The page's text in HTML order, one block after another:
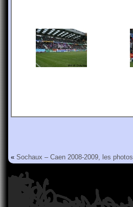
« Sochaux – Caen 2008-2009, les photos